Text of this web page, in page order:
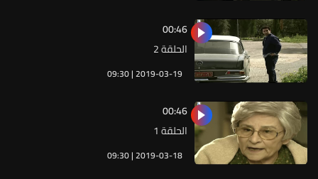
09:30 | 2019-03-19
الحلقة 2
00:46
09:30 | 2019-03-18
الحلقة 1
00:46